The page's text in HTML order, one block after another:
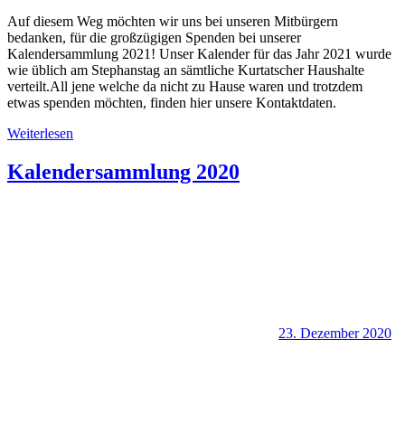
Auf diesem Weg möchten wir uns bei unseren Mitbürgern
bedanken, für die großzügigen Spenden bei unserer
Kalendersammlung 2021! Unser Kalender für das Jahr 2021 wurde
wie üblich am Stephanstag an sämtliche Kurtatscher Haushalte
verteilt.All jene welche da nicht zu Hause waren und trotzdem
etwas spenden möchten, finden hier unsere Kontaktdaten.
Weiterlesen
Kalendersammlung 2020
23. Dezember 2020